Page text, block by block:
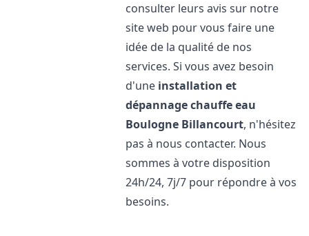
consulter leurs avis sur notre
site web pour vous faire une
idée de la qualité de nos
services. Si vous avez besoin
d'une installation et
dépannage chauffe eau
Boulogne Billancourt, n'hésitez
pas à nous contacter. Nous
sommes à votre disposition
24h/24, 7j/7 pour répondre à vos
besoins.